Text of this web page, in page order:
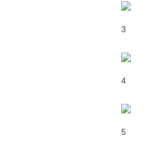
3
4
5